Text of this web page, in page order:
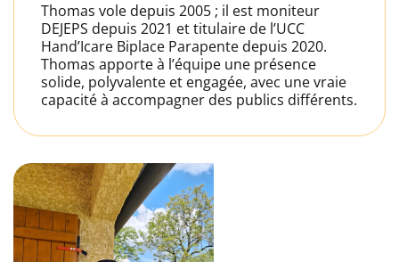
Thomas vole depuis 2005 ; il est moniteur
DEJEPS depuis 2021 et titulaire de l’UCC
Hand’Icare Biplace Parapente depuis 2020.
Thomas apporte à l’équipe une présence
solide, polyvalente et engagée, avec une vraie
capacité à accompagner des publics différents.